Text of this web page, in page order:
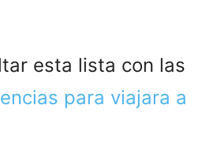
esta lista con las
para viajara a